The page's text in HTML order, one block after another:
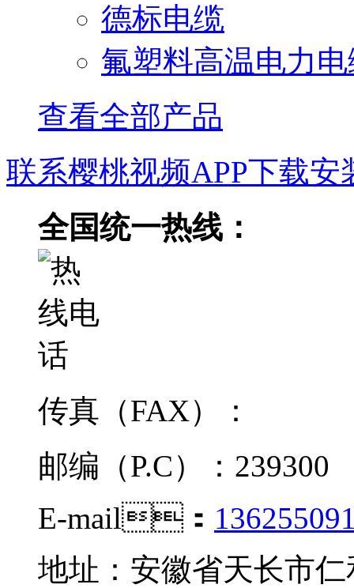
德标电缆
氟塑料高温电力
查看全部产品
联系樱桃视频APP下载安
全国统一热线：
传真（FAX）：
邮编（P.C）：239300
E-mail：
地址：安徽省天长市